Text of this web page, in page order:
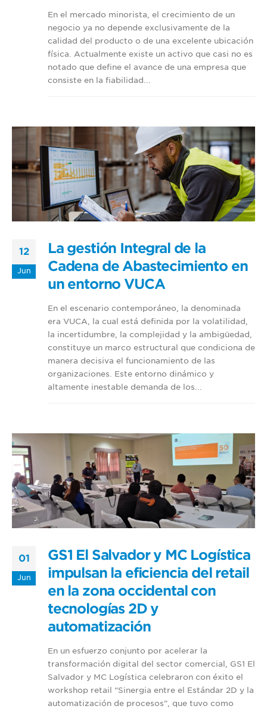
En el mercado minorista, el crecimiento de un
negocio ya no depende exclusivamente de la
calidad del producto o de una excelente ubicación
física. Actualmente existe un activo que casi no es
notado que define el avance de una empresa que
consiste en la fiabilidad...
12
Jun
La gestión Integral de la
Cadena de Abastecimiento en
un entorno VUCA
En el escenario contemporáneo, la denominada
era VUCA, la cual está definida por la volatilidad,
la incertidumbre, la complejidad y la ambigüedad,
constituye un marco estructural que condiciona de
manera decisiva el funcionamiento de las
organizaciones. Este entorno dinámico y
altamente inestable demanda de los...
01
Jun
GS1 El Salvador y MC Logística
impulsan la eficiencia del retail
en la zona occidental con
tecnologías 2D y
automatización
En un esfuerzo conjunto por acelerar la
transformación digital del sector comercial, GS1 El
Salvador y MC Logística celebraron con éxito el
workshop retail “Sinergia entre el Estándar 2D y la
automatización de procesos”, que tuvo como